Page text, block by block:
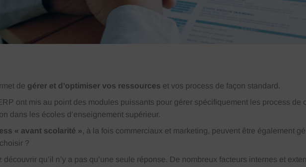
de gérer et d’optimiser vos ressources et vos process de façon standard.
ont mis au point des modules puissants pour gérer spécifiquement les process de
dans les écoles d’enseignement supérieur.
« avant scolarité », à la fois commerciaux et marketing, peuvent être également
?
découvrir qu’il n’y a pas qu’une seule réponse. De nombreux facteurs internes et